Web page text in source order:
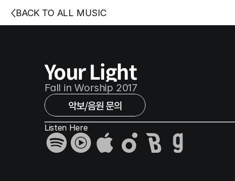
BACK TO ALL MUSIC
Your Light
Fall in Worship 2017
악보/음원 문의
Listen Here